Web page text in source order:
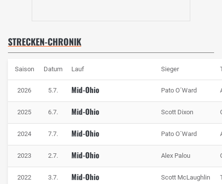
STRECKEN-CHRONIK
Saison Datum Lauf Sieger
2026 5.7. Mid-Ohio Pato O´Ward
2025 6.7. Mid-Ohio Scott Dixon
2024 7.7. Mid-Ohio Pato O´Ward
2023 2.7. Mid-Ohio Alex Palou
2022 3.7. Mid-Ohio Scott McLaughlin